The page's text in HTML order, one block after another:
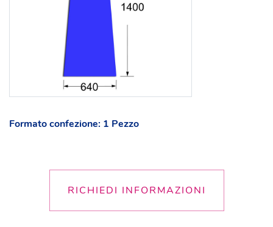
Formato confezione: 1 Pezzo
RICHIEDI INFORMAZIONI